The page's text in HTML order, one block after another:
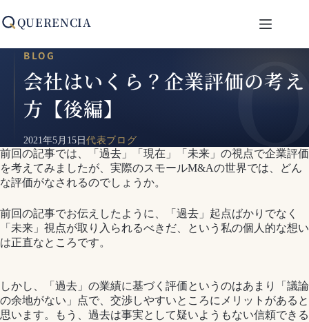
ン
ン
QUERENCIA
BLOG
会社はいくら？企業評価の考え
方【後編】
2021年5月15日代表ブログ
前回の記事では、「過去」「現在」「未来」の視点で企業評価
を考えてみましたが、実際のスモールM&Aの世界では、どん
な評価がなされるのでしょうか。
前回の記事でお伝えしたように、「過去」起点ばかりでなく
「未来」視点が取り入られるべきだ、という私の個人的な想い
は正直なところです。
しかし、「過去」の業績に基づく評価というのはあまり「議論
の余地がない」点で、交渉しやすいところにメリットがあると
思います。もう、過去は事実として疑いようもない信頼できる